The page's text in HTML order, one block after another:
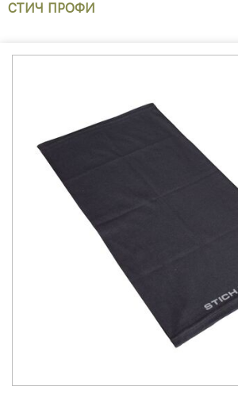
СТИЧ ПРОФИ